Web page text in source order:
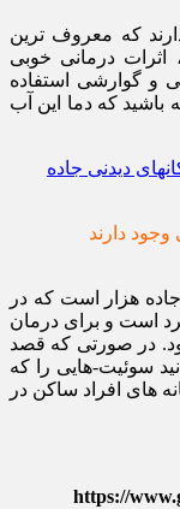
که معروف ترین
درمانی خوبی
و گوارشی استفاده
باشید که دما این آب
دارند
هزار است که در
است و برای درمان
در صورتی که قصد
سوئیت-هایی را که
های افراد ساکن در
https://